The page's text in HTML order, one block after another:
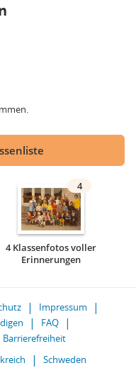
4
4 Klassenfotos voller
Erinnerungen
Impressum
FAQ
Barrierefreiheit
Schweden